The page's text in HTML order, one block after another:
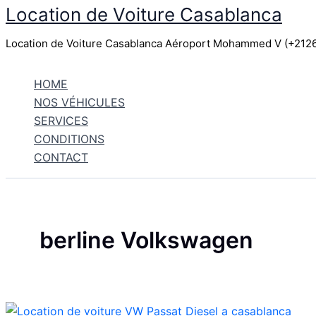
Aller
contenu
Location de Voiture Casablanca
Location de Voiture Casablanca Aéroport Mohammed V
HOME
NOS VÉHICULES
SERVICES
CONDITIONS
CONTACT
berline Volkswagen